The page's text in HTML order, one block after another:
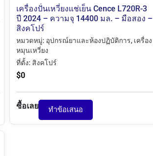
เครื่องปั่นเหวี่ยงแช่เย็น Cence L720R-3
ปี 2024 – ความจุ 14400 มล. – มือสอง –
สิงคโปร์
หมวดหมู่: อุปกรณ์ยาและห้องปฏิบัติการ, เครื่อง
หมุนเหวี่ยง
ที่ตั้ง: สิงคโปร์
$0
ซื้อเลย ทำข้อเสนอ